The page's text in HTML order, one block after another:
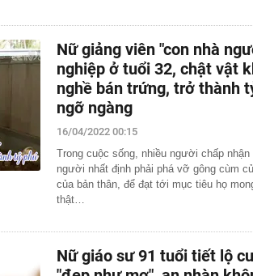
Nữ giảng viên "con nhà
nghiệp ở tuổi 32, chật vật
nghề bán trứng, trở thành
ngỡ ngàng
16/04/2022 00:15
Trong cuộc sống, nhiều người chấp
người nhất định phải phá vỡ gông cùm
của bản thân, để đạt tới mục tiêu họ
thật…
Nữ giáo sư 91 tuổi tiết lộ